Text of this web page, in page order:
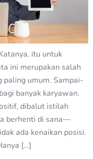
itu untuk
ini merupakan salah
paling umum. Sampai-
banyak karyawan.
dibalut istilah
berhenti di sana—
ada kenaikan posisi.
[…]